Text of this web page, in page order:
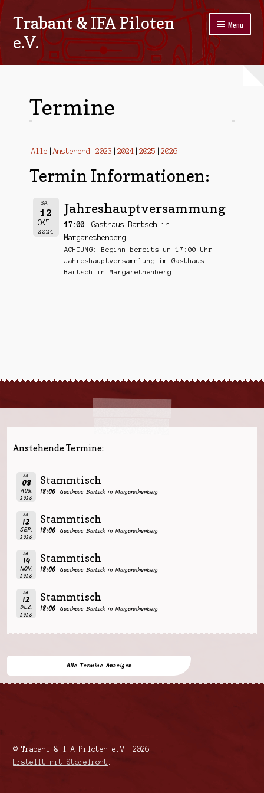
Zur
Navigation
springen
Zum
springen
Trabant & IFA Piloten
e.V.
Menü
Home
Galerie
Stammtisch
Kontakt
Impressum/Datenschutz
Termine
Alle Anstehend 2023 2024 2025 2026
Termin Informationen:
SA.
12
OKT.
2024
Jahreshauptversammung
17:00
Gasthaus Bartsch in
Margarethenberg
ACHTUNG: Beginn bereits um 17:00 Uhr!
Jahreshauptversammlung im Gasthaus
Bartsch in Margarethenberg
Anstehende Termine:
SA.
08
AUG.
2026
Stammtisch
18:00 Gasthaus Bartsch in Margarethenberg
SA.
12
SEP.
2026
Stammtisch
18:00 Gasthaus Bartsch in Margarethenberg
SA.
14
NOV.
2026
Stammtisch
18:00 Gasthaus Bartsch in Margarethenberg
SA.
12
DEZ.
2026
Stammtisch
18:00 Gasthaus Bartsch in Margarethenberg
Alle Termine Anzeigen
© Trabant & IFA Piloten e.V. 2026
Erstellt mit Storefront